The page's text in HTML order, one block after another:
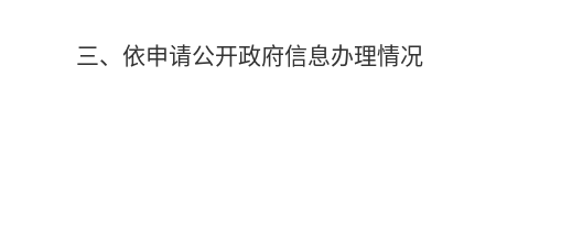
三、依申请公开政府信息办理情况